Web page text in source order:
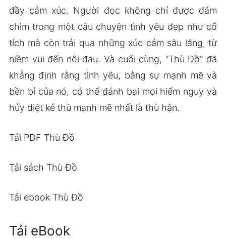
đầy cảm xúc. Người đọc không chỉ được đắm
chìm trong một câu chuyện tình yêu đẹp như cổ
tích mà còn trải qua những xúc cảm sâu lắng, từ
niềm vui đến nỗi đau. Và cuối cùng, “Thù Đồ” đã
khẳng định rằng tình yêu, bằng sự mạnh mẽ và
bền bỉ của nó, có thể đánh bại mọi hiểm nguy và
hủy diệt kẻ thù mạnh mẽ nhất là thù hận.
Tải PDF Thù Đồ
Tải sách Thù Đồ
Tải ebook Thù Đồ
Tải eBook